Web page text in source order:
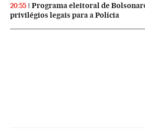
20:55
Programa eleitoral de
privilégios legais para a Polícia